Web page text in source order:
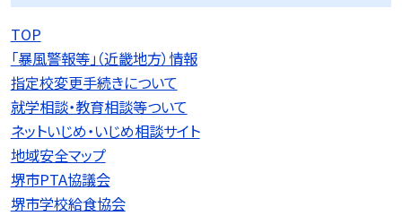
TOP
「暴風警報等」（近畿地方）情報
指定校変更手続きについて
就学相談・教育相談等ついて
ネットいじめ・いじめ相談サイト
地域安全マップ
堺市PTA協議会
堺市学校給食協会